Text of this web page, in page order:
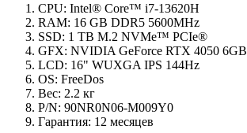
CPU: Intel® Core™ i7-13620H
RAM: 16 GB DDR5 5600MHz
SSD: 1 TB M.2 NVMe™ PCIe®
GFX: NVIDIA GeForce RTX 4050 6GB
LCD: 16" WUXGA IPS 144Hz
OS: FreeDos
Вес: 2.2 кг
P/N: 90NR0N06-M009Y0
Гарантия: 12 месяцев